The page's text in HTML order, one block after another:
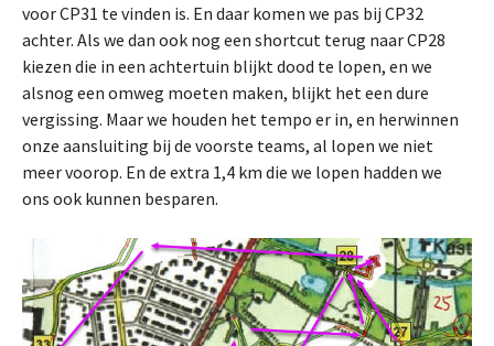
voor CP31 te vinden is. En daar komen we pas bij CP32
achter. Als we dan ook nog een shortcut terug naar CP28
kiezen die in een achtertuin blijkt dood te lopen, en we
alsnog een omweg moeten maken, blijkt het een dure
vergissing. Maar we houden het tempo er in, en herwinnen
onze aansluiting bij de voorste teams, al lopen we niet
meer voorop. En de extra 1,4 km die we lopen hadden we
ons ook kunnen besparen.